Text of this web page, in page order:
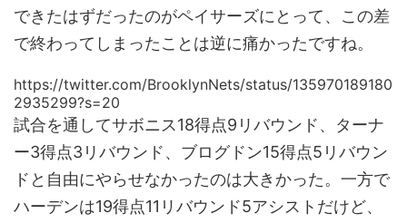
できたはずだったのがペイサーズにとって、この差
で終わってしまったことは逆に痛かったですね。
https://twitter.com/BrooklynNets/status/135970189180
2935299?s=20
試合を通してサボニス18得点9リバウンド、ターナ
ー3得点3リバウンド、ブログドン15得点5リバウン
ドと自由にやらせなかったのは大きかった。一方で
ハーデンは19得点11リバウンド5アシストだけど、